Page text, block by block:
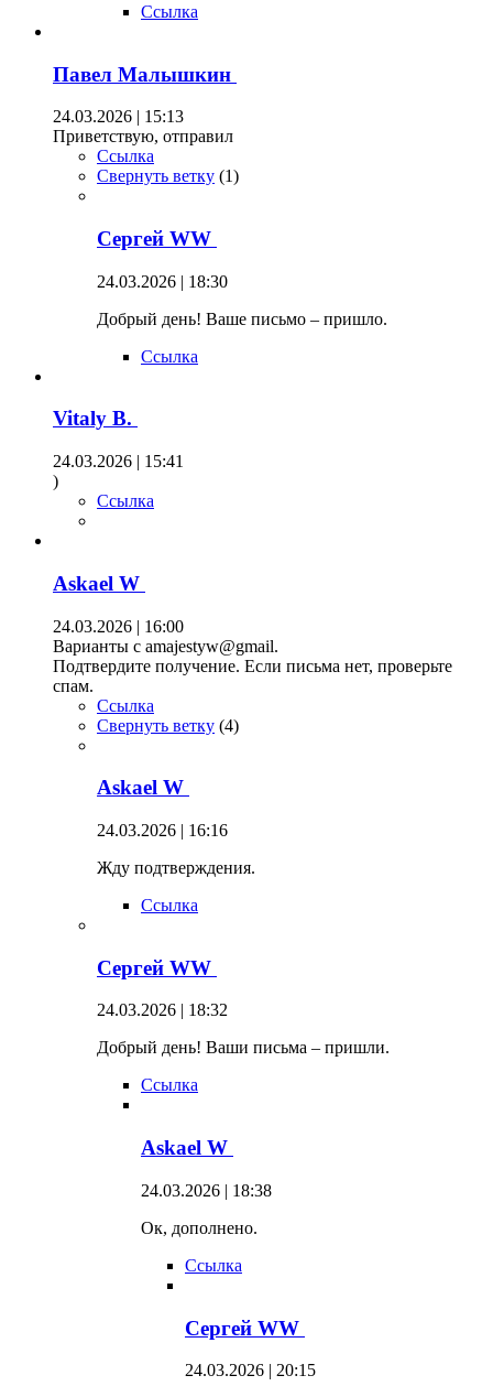
Ссылка
Павел Малышкин
24.03.2026 | 15:13
Приветствую, отправил
Ссылка
Свернуть ветку (1)
Сергей WW
24.03.2026 | 18:30
Добрый день! Ваше письмо – пришло.
Ссылка
Vitaly B.
24.03.2026 | 15:41
)
Ссылка
Askael W
24.03.2026 | 16:00
Варианты с amajestyw@gmail.
Подтвердите получение. Если письма нет, проверьте
спам.
Ссылка
Свернуть ветку (4)
Askael W
24.03.2026 | 16:16
Жду подтверждения.
Ссылка
Сергей WW
24.03.2026 | 18:32
Добрый день! Ваши письма – пришли.
Ссылка
Askael W
24.03.2026 | 18:38
Ок, дополнено.
Ссылка
Сергей WW
24.03.2026 | 20:15